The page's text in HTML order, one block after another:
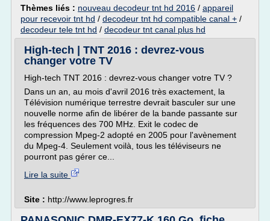
Thèmes liés : nouveau decodeur tnt hd 2016 / appareil
pour recevoir tnt hd / decodeur tnt hd compatible canal + /
decodeur tele tnt hd / decodeur tnt canal plus hd
High-tech | TNT 2016 : devrez-vous
changer votre TV
High-tech TNT 2016 : devrez-vous changer votre TV ?
Dans un an, au mois d'avril 2016 très exactement, la
Télévision numérique terrestre devrait basculer sur une
nouvelle norme afin de libérer de la bande passante sur
les fréquences des 700 MHz. Exit le codec de
compression Mpeg-2 adopté en 2005 pour l'avènement
du Mpeg-4. Seulement voilà, tous les téléviseurs ne
pourront pas gérer ce...
Lire la suite
Site : http://www.leprogres.fr